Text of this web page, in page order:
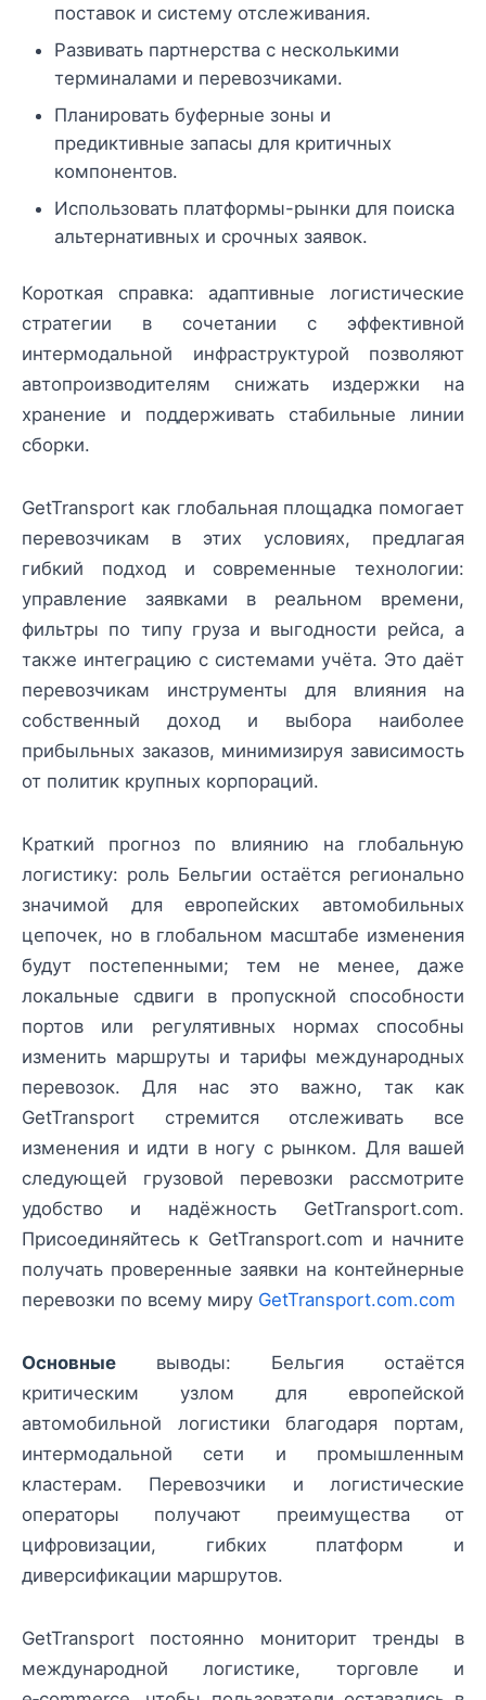
поставок и систему отслеживания.
Развивать партнерства с несколькими
терминалами и перевозчиками.
Планировать буферные зоны и
предиктивные запасы для критичных
компонентов.
Использовать платформы-рынки для поиска
альтернативных и срочных заявок.
Короткая справка: адаптивные логистические
стратегии в сочетании с эффективной
интермодальной инфраструктурой позволяют
автопроизводителям снижать издержки на
хранение и поддерживать стабильные линии
сборки.
GetTransport как глобальная площадка помогает
перевозчикам в этих условиях, предлагая
гибкий подход и современные технологии:
управление заявками в реальном времени,
фильтры по типу груза и выгодности рейса, а
также интеграцию с системами учёта. Это даёт
перевозчикам инструменты для влияния на
собственный доход и выбора наиболее
прибыльных заказов, минимизируя зависимость
от политик крупных корпораций.
Краткий прогноз по влиянию на глобальную
логистику: роль Бельгии остаётся регионально
значимой для европейских автомобильных
цепочек, но в глобальном масштабе изменения
будут постепенными; тем не менее, даже
локальные сдвиги в пропускной способности
портов или регулятивных нормах способны
изменить маршруты и тарифы международных
перевозок. Для нас это важно, так как
GetTransport стремится отслеживать все
изменения и идти в ногу с рынком. Для вашей
следующей грузовой перевозки рассмотрите
удобство и надёжность GetTransport.com.
Присоединяйтесь к GetTransport.com и начните
получать проверенные заявки на контейнерные
перевозки по всему миру GetTransport.com.com
Основные выводы: Бельгия остаётся
критическим узлом для европейской
автомобильной логистики благодаря портам,
интермодальной сети и промышленным
кластерам. Перевозчики и логистические
операторы получают преимущества от
цифровизации, гибких платформ и
диверсификации маршрутов.
GetTransport постоянно мониторит тренды в
международной логистике, торговле и